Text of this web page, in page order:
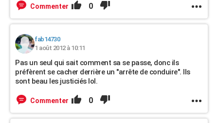
Commenter 0
fab14730
1 août 2012 à 10:11
Pas un seul qui sait comment sa se passe, donc ils
préfèrent se cacher derrière un "arrête de conduire". Ils
sont beau les justiciés lol.
Commenter 0